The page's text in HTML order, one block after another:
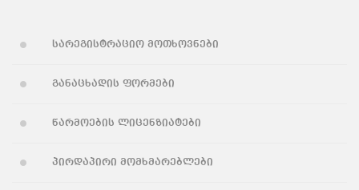
სარეგისტრაციო მოთხოვნები
განაცხადის ფორმები
წარმოების ლიცენზიატები
პირდაპირი მომხმარებლები